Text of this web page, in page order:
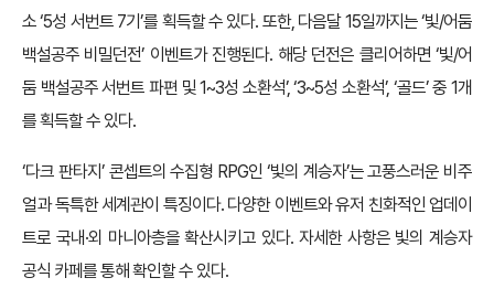
소 ‘5성 서번트 7기’를 획득할 수 있다. 또한, 다음달 15일까지는 ‘빛/어둠
백설공주 비밀던전’ 이벤트가 진행된다. 해당 던전은 클리어하면 ‘빛/어
둠 백설공주 서번트 파편 및 1~3성 소환석’, ‘3~5성 소환석’, ‘골드’ 중 1개
를 획득할 수 있다.
‘다크 판타지’ 콘셉트의 수집형 RPG인 ‘빛의 계승자’는 고풍스러운 비주
얼과 독특한 세계관이 특징이다. 다양한 이벤트와 유저 친화적인 업데이
트로 국내·외 마니아층을 확산시키고 있다. 자세한 사항은 빛의 계승자
공식 카페를 통해 확인할 수 있다.